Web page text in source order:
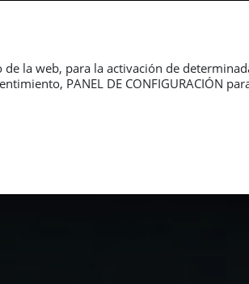
la web, para la activación de
PANEL DE CONFIGURACIÓN